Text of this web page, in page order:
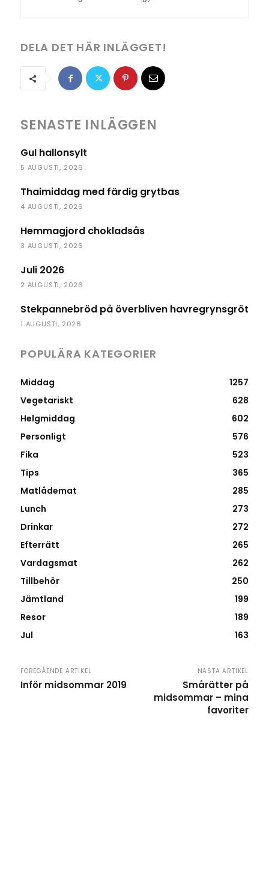
DELA DET HÄR INLÄGGET!
SENASTE INLÄGGEN
Gul hallonsylt
5 AUGUSTI, 2026
Thaimiddag med färdig grytbas
4 AUGUSTI, 2026
Hemmagjord chokladsås
3 AUGUSTI, 2026
Juli 2026
2 AUGUSTI, 2026
Stekpannebröd på överbliven havregrynsgröt
1 AUGUSTI, 2026
POPULÄRA KATEGORIER
Middag
1257
Vegetariskt
628
Helgmiddag
602
Personligt
576
Fika
523
Tips
365
Matlådemat
285
Lunch
273
Drinkar
272
Efterrätt
265
Vardagsmat
262
Tillbehör
250
Jämtland
199
Resor
189
Jul
163
FÖREGÅENDE ARTIKEL
Inför midsommar 2019
NÄSTA ARTIKEL
Smårätter på
midsommar – mina
favoriter